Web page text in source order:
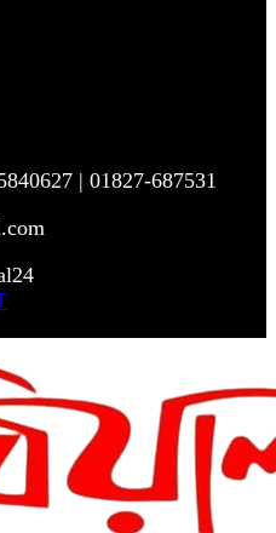
| 01827-687531